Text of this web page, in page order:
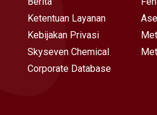
Ketentuan Layanan
Kebijakan Privasi
Skyseven Chemical
Corporate Database